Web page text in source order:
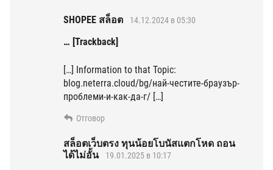
SHOPEE สล็อต 14.12.2024 в 05:30
… [Trackback]
[…] Information to that Topic:
blog.neterra.cloud/bg/най-честите-браузър-
проблеми-и-как-да-г/ […]
Отговор
สล็อตเว็บตรง ทุนน้อยโบนัสแตกโหด ถอน
ได้ไม่อั้น
19.01.2025 в 10:17